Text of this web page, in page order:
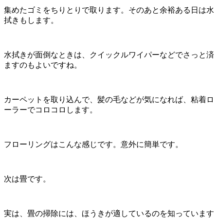
集めたゴミをちりとりで取ります。そのあと余裕ある日は水
拭きもします。
水拭きが面倒なときは、クイックルワイパーなどでさっと済
ますのもよいですね。
カーペットを取り込んで、髪の毛などが気になれば、粘着ロ
ーラーでコロコロします。
フローリングはこんな感じです。意外に簡単です。
次は畳です。
実は、畳の掃除には、ほうきが適しているのを知っています